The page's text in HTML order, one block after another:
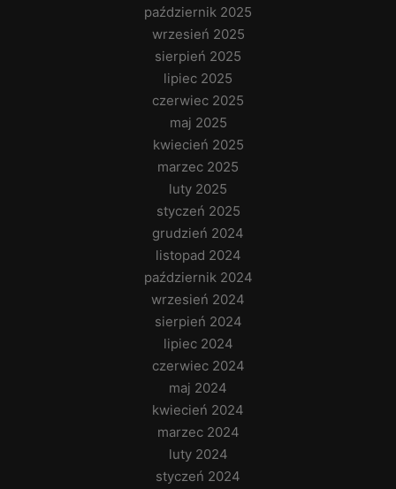
październik 2025
wrzesień 2025
sierpień 2025
lipiec 2025
czerwiec 2025
maj 2025
kwiecień 2025
marzec 2025
luty 2025
styczeń 2025
grudzień 2024
listopad 2024
październik 2024
wrzesień 2024
sierpień 2024
lipiec 2024
czerwiec 2024
maj 2024
kwiecień 2024
marzec 2024
luty 2024
styczeń 2024